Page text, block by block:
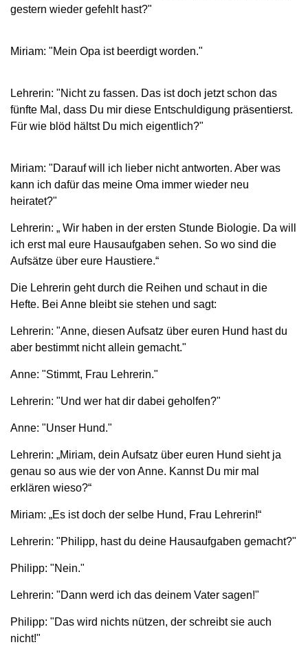
gestern wieder gefehlt hast?"
Miriam: "Mein Opa ist beerdigt worden."
Lehrerin: "Nicht zu fassen. Das ist doch jetzt schon das
fünfte Mal, dass Du mir diese Entschuldigung präsentierst.
Für wie blöd hältst Du mich eigentlich?"
Miriam: "Darauf will ich lieber nicht antworten. Aber was
kann ich dafür das meine Oma immer wieder neu
heiratet?"
Lehrerin: „ Wir haben in der ersten Stunde Biologie. Da will
ich erst mal eure Hausaufgaben sehen. So wo sind die
Aufsätze über eure Haustiere.“
Die Lehrerin geht durch die Reihen und schaut in die
Hefte. Bei Anne bleibt sie stehen und sagt:
Lehrerin: "Anne, diesen Aufsatz über euren Hund hast du
aber bestimmt nicht allein gemacht."
Anne: "Stimmt, Frau Lehrerin."
Lehrerin: "Und wer hat dir dabei geholfen?"
Anne: "Unser Hund."
Lehrerin: „Miriam, dein Aufsatz über euren Hund sieht ja
genau so aus wie der von Anne. Kannst Du mir mal
erklären wieso?“
Miriam: „Es ist doch der selbe Hund, Frau Lehrerin!“
Lehrerin: "Philipp, hast du deine Hausaufgaben gemacht?"
Philipp: "Nein."
Lehrerin: "Dann werd ich das deinem Vater sagen!"
Philipp: "Das wird nichts nützen, der schreibt sie auch
nicht!"